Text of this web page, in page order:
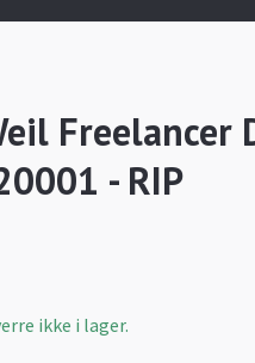
Freelancer
- RIP
ikke i lager.